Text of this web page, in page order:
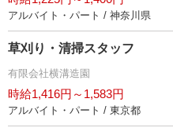
アルバイト・パート / 神奈川県
草刈り・清掃スタッフ
有限会社横溝造園
時給1,416円～1,583円
アルバイト・パート / 東京都